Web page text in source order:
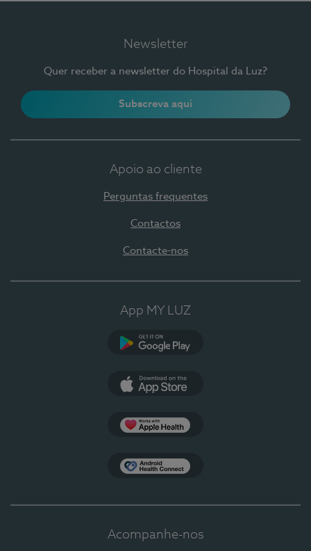
Newsletter
Quer receber a newsletter do Hospital da Luz?
Subscreva aqui
Apoio ao cliente
Perguntas frequentes
Contactos
Contacte-nos
App MY LUZ
Acompanhe-nos